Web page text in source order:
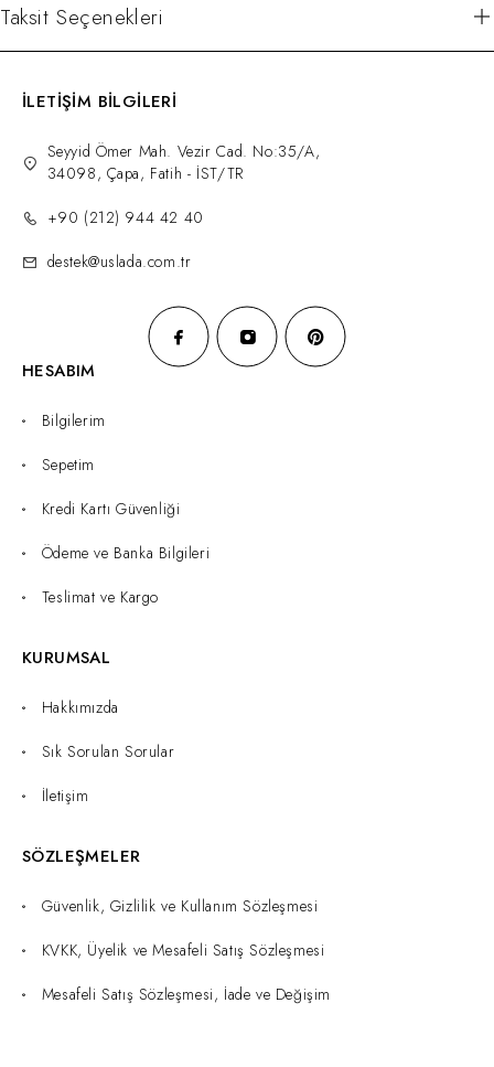
Taksit Seçenekleri
İLETİŞİM BİLGİLERİ
Seyyid Ömer Mah. Vezir Cad. No:35/A,
34098, Çapa, Fatih - İST/TR
+90 (212) 944 42 40
destek@uslada.com.tr
HESABIM
Bilgilerim
Sepetim
Kredi Kartı Güvenliği
Ödeme ve Banka Bilgileri
Teslimat ve Kargo
KURUMSAL
Hakkımızda
Sık Sorulan Sorular
İletişim
SÖZLEŞMELER
Güvenlik, Gizlilik ve Kullanım Sözleşmesi
KVKK, Üyelik ve Mesafeli Satış Sözleşmesi
Mesafeli Satış Sözleşmesi, İade ve Değişim